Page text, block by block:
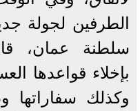
الطرفين لجولة
سلطنة عمان،
بإخلاء قواعدها
وكذلك سفاراتها